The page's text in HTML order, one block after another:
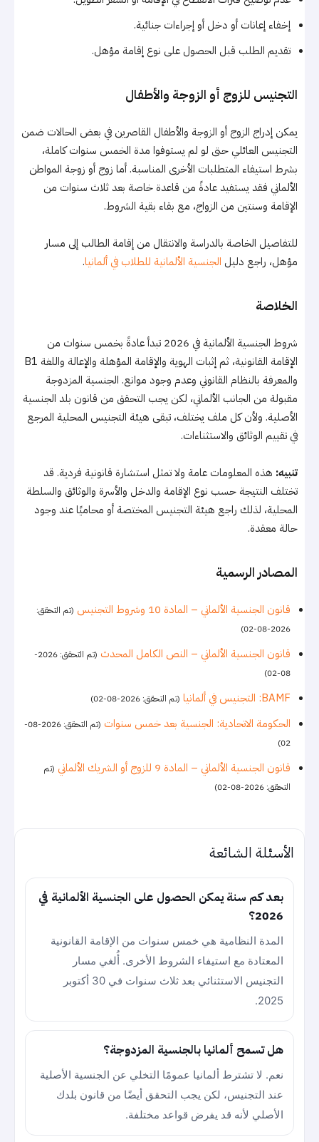
إخفاء إعانات أو دخل أو إجراءات جنائية.
تقديم الطلب قبل الحصول على نوع إقامة مؤهل.
التجنيس للزوج أو الزوجة والأطفال
يمكن إدراج الزوج أو الزوجة والأطفال القاصرين في بعض الحالات ضمن
التجنيس العائلي حتى لو لم يستوفوا مدة الخمس سنوات كاملة،
بشرط استيفاء المتطلبات الأخرى المناسبة. أما زوج أو زوجة المواطن
الألماني فقد يستفيد عادةً من قاعدة خاصة بعد ثلاث سنوات من
الإقامة وسنتين من الزواج، مع بقاء بقية الشروط.
للتفاصيل الخاصة بالدراسة والانتقال من إقامة الطالب إلى مسار
مؤهل، راجع دليل الجنسية الألمانية للطلاب في ألمانيا.
الخلاصة
شروط الجنسية الألمانية في 2026 تبدأ عادةً بخمس سنوات من
الإقامة القانونية، ثم إثبات الهوية والإقامة المؤهلة والإعالة واللغة B1
والمعرفة بالنظام القانوني وعدم وجود موانع. الجنسية المزدوجة
مقبولة من الجانب الألماني، لكن يجب التحقق من قانون بلد الجنسية
الأصلية. ولأن كل ملف يختلف، تبقى هيئة التجنيس المحلية المرجع
في تقييم الوثائق والاستثناءات.
تنبيه: هذه المعلومات عامة ولا تمثل استشارة قانونية فردية. قد
تختلف النتيجة حسب نوع الإقامة والدخل والأسرة والوثائق والسلطة
المحلية، لذلك راجع هيئة التجنيس المختصة أو محاميًا عند وجود
حالة معقدة.
المصادر الرسمية
قانون الجنسية الألماني – المادة 10 وشروط التجنيس
(تم التحقق:
2026-08-02)
قانون الجنسية الألماني – النص الكامل المحدث
(تم التحقق: 2026-
08-02)
BAMF: التجنيس في ألمانيا (تم التحقق: 2026-08-02)
الحكومة الاتحادية: الجنسية بعد خمس سنوات
(تم التحقق: 2026-08-
02)
قانون الجنسية الألماني – المادة 9 للزوج أو الشريك الألماني
(تم
التحقق: 2026-08-02)
الأسئلة الشائعة
بعد كم سنة يمكن الحصول على الجنسية الألمانية في
2026؟
المدة النظامية هي خمس سنوات من الإقامة القانونية
المعتادة مع استيفاء الشروط الأخرى. أُلغي مسار
التجنيس الاستثنائي بعد ثلاث سنوات في 30 أكتوبر
2025.
هل تسمح ألمانيا بالجنسية المزدوجة؟
نعم. لا تشترط ألمانيا عمومًا التخلي عن الجنسية الأصلية
عند التجنيس، لكن يجب التحقق أيضًا من قانون بلدك
الأصلي لأنه قد يفرض قواعد مختلفة.